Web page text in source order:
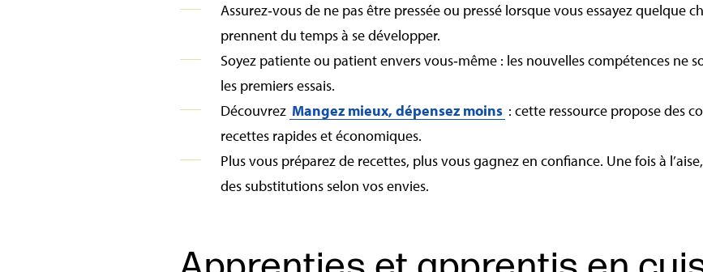
Assurez‑vous de ne pas être pressée ou pressé lorsque vous essayez quelque
prennent du temps à se développer.
Soyez patiente ou patient envers vous‑même : les nouvelles compétences ne
les premiers essais.
Découvrez Mangez mieux, dépensez moins : cette ressource propose des
recettes rapides et économiques.
Plus vous préparez de recettes, plus vous gagnez en confiance. Une fois à
des substitutions selon vos envies.